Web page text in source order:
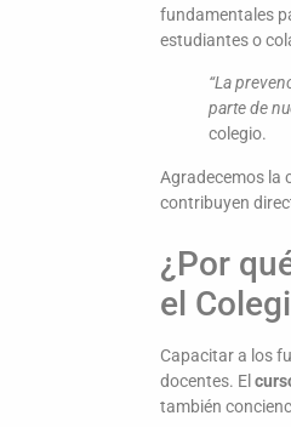
fundamentales
estudiantes o
“La
parte de
colegio.
Agradecemos la
contribuyen
¿Por
el
Capacitar a los
docentes. El
también